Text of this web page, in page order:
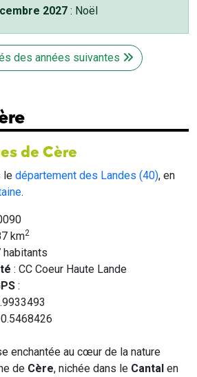
2027 : Noël
des années suivantes
de Cère
le département des Landes (40), en
.
km2
habitants
: CC Coeur Haute Lande
:
enchantée au cœur de la nature
de Cère, nichée dans le Cantal en